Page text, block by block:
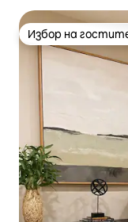
Избор на
Избор на